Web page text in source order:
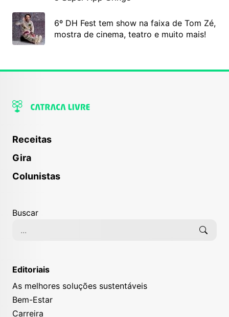
6º DH Fest tem show na faixa de Tom Zé,
mostra de cinema, teatro e muito mais!
Receitas
Gira
Colunistas
Buscar
Editoriais
As melhores soluções sustentáveis
Bem-Estar
Carreira